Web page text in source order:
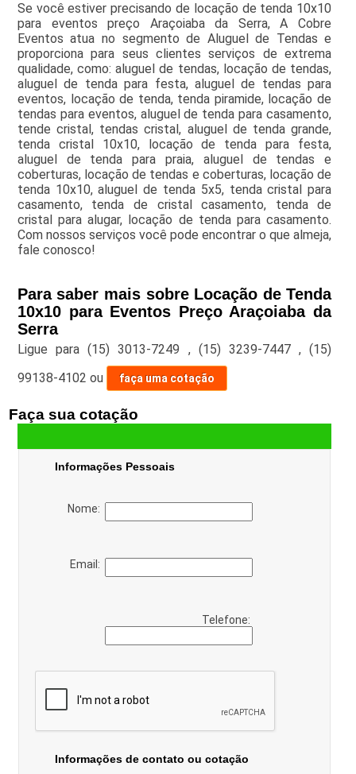
Se você estiver precisando de locação de tenda 10x10
para eventos preço Araçoiaba da Serra, A Cobre
Eventos atua no segmento de Aluguel de Tendas e
proporciona para seus clientes serviços de extrema
qualidade, como: aluguel de tendas, locação de tendas,
aluguel de tenda para festa, aluguel de tendas para
eventos, locação de tenda, tenda piramide, locação de
tendas para eventos, aluguel de tenda para casamento,
tende cristal, tendas cristal, aluguel de tenda grande,
tenda cristal 10x10, locação de tenda para festa,
aluguel de tenda para praia, aluguel de tendas e
coberturas, locação de tendas e coberturas, locação de
tenda 10x10, aluguel de tenda 5x5, tenda cristal para
casamento, tenda de cristal casamento, tenda de
cristal para alugar, locação de tenda para casamento.
Com nossos serviços você pode encontrar o que almeja,
fale conosco!
Para saber mais sobre Locação de Tenda
10x10 para Eventos Preço Araçoiaba da
Serra
Ligue para(15) 3013-7249 , (15) 3239-7447 ,(15)
99138-4102 ou faça uma cotação
Faça sua cotação
Informações Pessoais
Nome:
Email:
Telefone:
Informações de contato ou cotação